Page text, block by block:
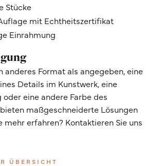
Stücke
mit Echtheitszertifikat
Einrahmung
anderes Format als angegeben, eine
Details im Kunstwerk, eine
oder eine andere Farbe des
maßgeschneiderte Lösungen
mehr erfahren? Kontaktieren Sie uns
ÜBERSICHT